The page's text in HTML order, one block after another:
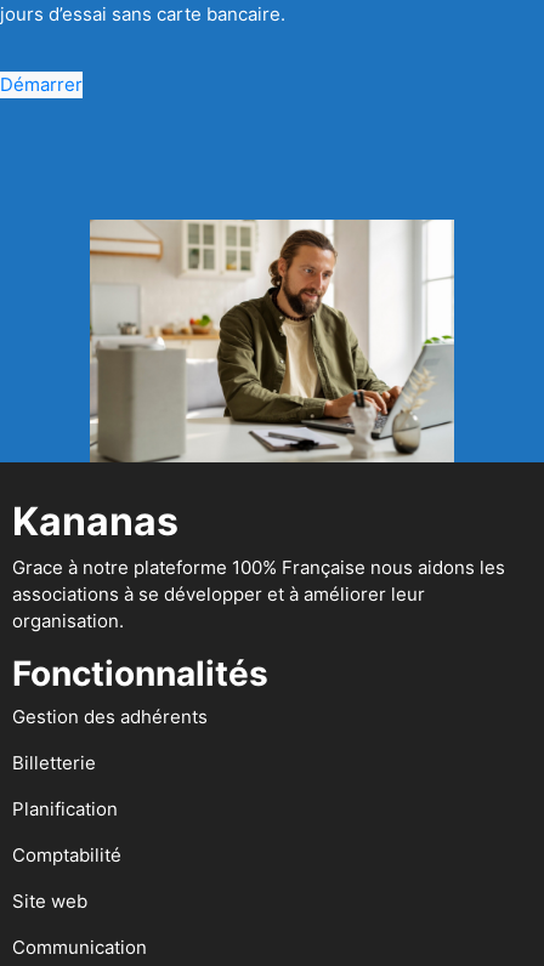
jours d’essai sans carte bancaire.
Démarrer
Kananas
Grace à notre plateforme 100% Française nous aidons les
associations à se développer et à améliorer leur
organisation.
Fonctionnalités
Gestion des adhérents
Billetterie
Planification
Comptabilité
Site web
Communication